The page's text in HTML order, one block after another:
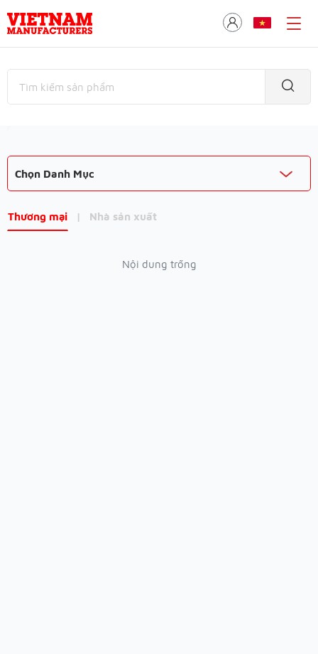
Chọn Danh Mục
Thương mại | Nhà sản xuất
Nội dung trống